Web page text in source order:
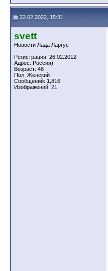
22.02.2022, 15:31
svett
Новости Лада Ларгус
Регистрация: 26.02.2012
Адрес: Россия)
Возраст: 48
Пол: Женский
Сообщений: 1,816
Изображений: 21